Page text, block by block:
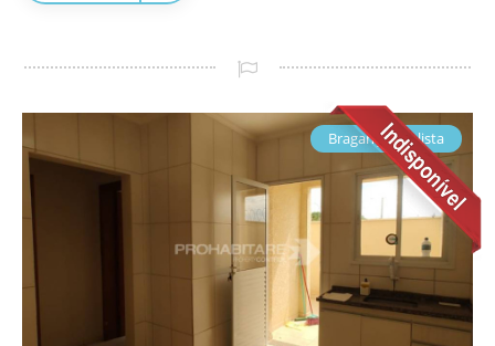
Bragança Paulista